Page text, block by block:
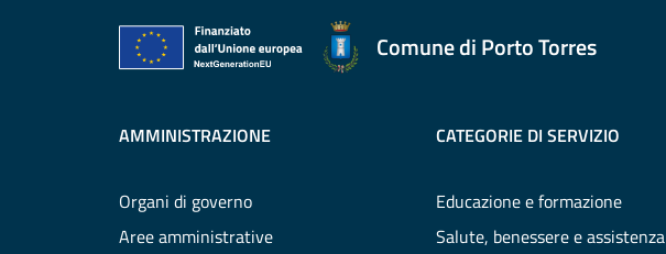
Comune di Porto Torres
AMMINISTRAZIONE
Organi di governo
Aree amministrative
CATEGORIE DI SERVIZIO
Educazione e formazione
Salute, benessere e assistenza